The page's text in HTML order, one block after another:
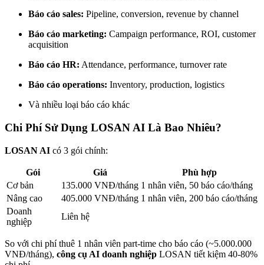
Báo cáo sales: Pipeline, conversion, revenue by channel
Báo cáo marketing: Campaign performance, ROI, customer
acquisition
Báo cáo HR: Attendance, performance, turnover rate
Báo cáo operations: Inventory, production, logistics
Và nhiều loại báo cáo khác
Chi Phí Sử Dụng LOSAN AI Là Bao Nhiêu?
LOSAN AI có 3 gói chính:
Gói Giá
Phù hợp
Cơ bản
135.000 VNĐ/tháng 1 nhân viên, 50 báo cáo/tháng
Nâng cao
405.000 VNĐ/tháng 1 nhân viên, 200 báo cáo/tháng
Doanh
nghiệp
Liên hệ
So với chi phí thuê 1 nhân viên part-time cho báo cáo (~5.000.000
VNĐ/tháng), công cụ AI doanh nghiệp LOSAN tiết kiệm 40-80%